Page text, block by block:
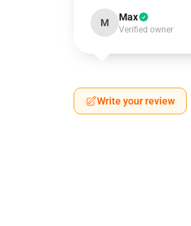
M Max
Verified owner
Write your review